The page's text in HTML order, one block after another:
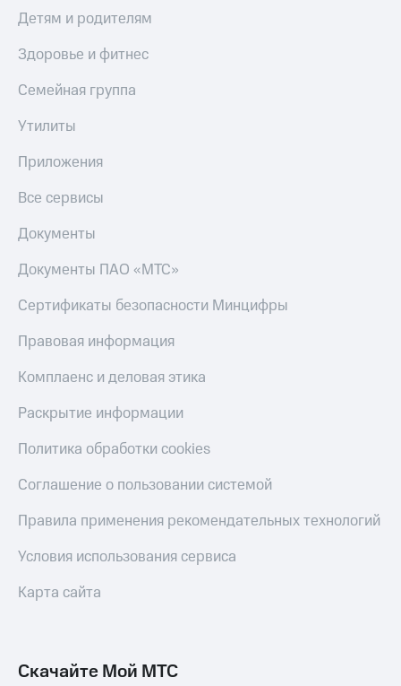
Детям и родителям
Здоровье и фитнес
Семейная группа
Утилиты
Приложения
Все сервисы
Документы
Документы ПАО «МТС»
Сертификаты безопасности Минцифры
Правовая информация
Комплаенс и деловая этика
Раскрытие информации
Политика обработки cookies
Соглашение о пользовании системой
Правила применения рекомендательных технологий
Условия использования сервиса
Карта сайта
Скачайте Мой МТС